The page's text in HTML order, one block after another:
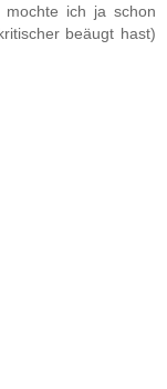
mochte ich ja schon
beäugt hast)